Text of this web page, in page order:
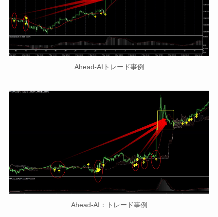
Ahead-AIトレード事例
Ahead-AI：トレード事例